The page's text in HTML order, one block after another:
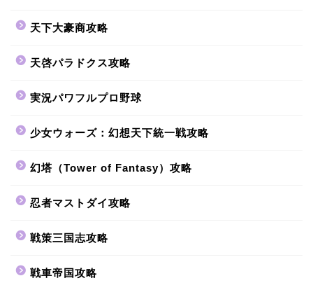
天下大豪商攻略
天啓パラドクス攻略
実況パワフルプロ野球
少女ウォーズ：幻想天下統一戦攻略
幻塔（Tower of Fantasy）攻略
忍者マストダイ攻略
戦策三国志攻略
戦車帝国攻略